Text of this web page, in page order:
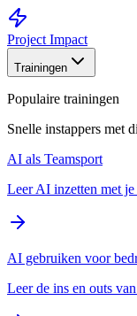
Project Impact
Trainingen
Populaire trainingen
Snelle instappers met
AI als Teamsport
Leer AI inzetten met je
AI gebruiken voor
Leer de ins en outs